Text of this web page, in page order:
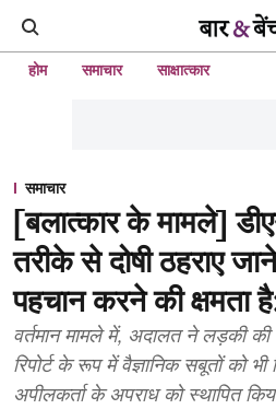
होम समाचार साक्षात्कार
समाचार
[बलात्कार के मामले]
तरीके से दोषी ठहराए
पहचान करने की क्षमता है:
वर्तमान मामले में, अदालत ने लड़की की
रिपोर्ट के रूप में वैज्ञानिक सबूतों को
अपीलकर्ता के अपराध को स्थापित